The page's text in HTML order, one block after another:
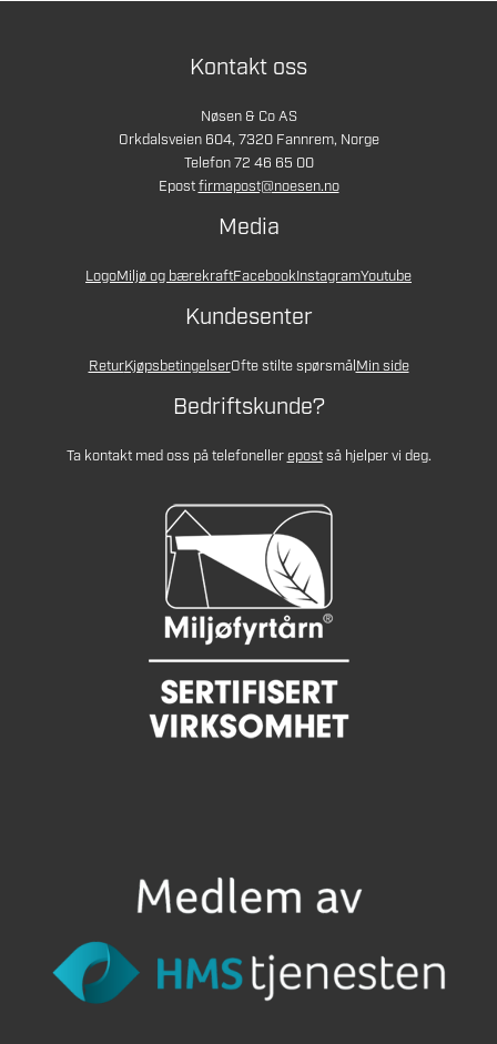
Kontakt oss
Nøsen & Co AS
Orkdalsveien 604, 7320 Fannrem, Norge
Telefon 72 46 65 00
Epostfirmapost@noesen.no
Media
LogoMiljø og bærekraftFacebookInstagramYoutube
Kundesenter
ReturKjøpsbetingelserOfte stilte spørsmålMin side
Bedriftskunde?
Ta kontakt med oss på telefonellerepostså hjelper vi deg.